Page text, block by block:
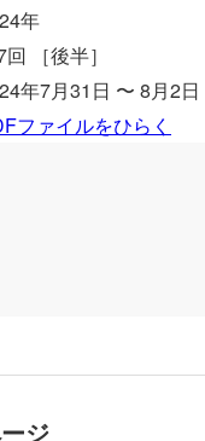
年
［後半］
年7月31日 〜 8月2日
ファイルをひらく
ジ